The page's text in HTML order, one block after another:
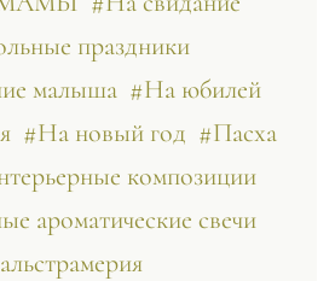
праздники
малыша #На юбилей
#На новый год #Пасха
композиции
ароматические свечи